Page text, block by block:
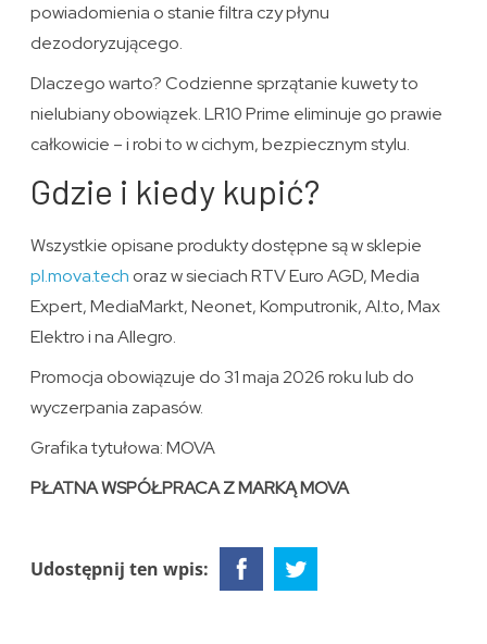
powiadomienia o stanie filtra czy płynu
dezodoryzującego.
Dlaczego warto? Codzienne sprzątanie kuwety to
nielubiany obowiązek. LR10 Prime eliminuje go prawie
całkowicie – i robi to w cichym, bezpiecznym stylu.
Gdzie i kiedy kupić?
Wszystkie opisane produkty dostępne są w sklepie
pl.mova.tech oraz w sieciach RTV Euro AGD, Media
Expert, MediaMarkt, Neonet, Komputronik, Al.to, Max
Elektro i na Allegro.
Promocja obowiązuje do 31 maja 2026 roku lub do
wyczerpania zapasów.
Grafika tytułowa: MOVA
PŁATNA WSPÓŁPRACA Z MARKĄ MOVA
Udostępnij ten wpis: